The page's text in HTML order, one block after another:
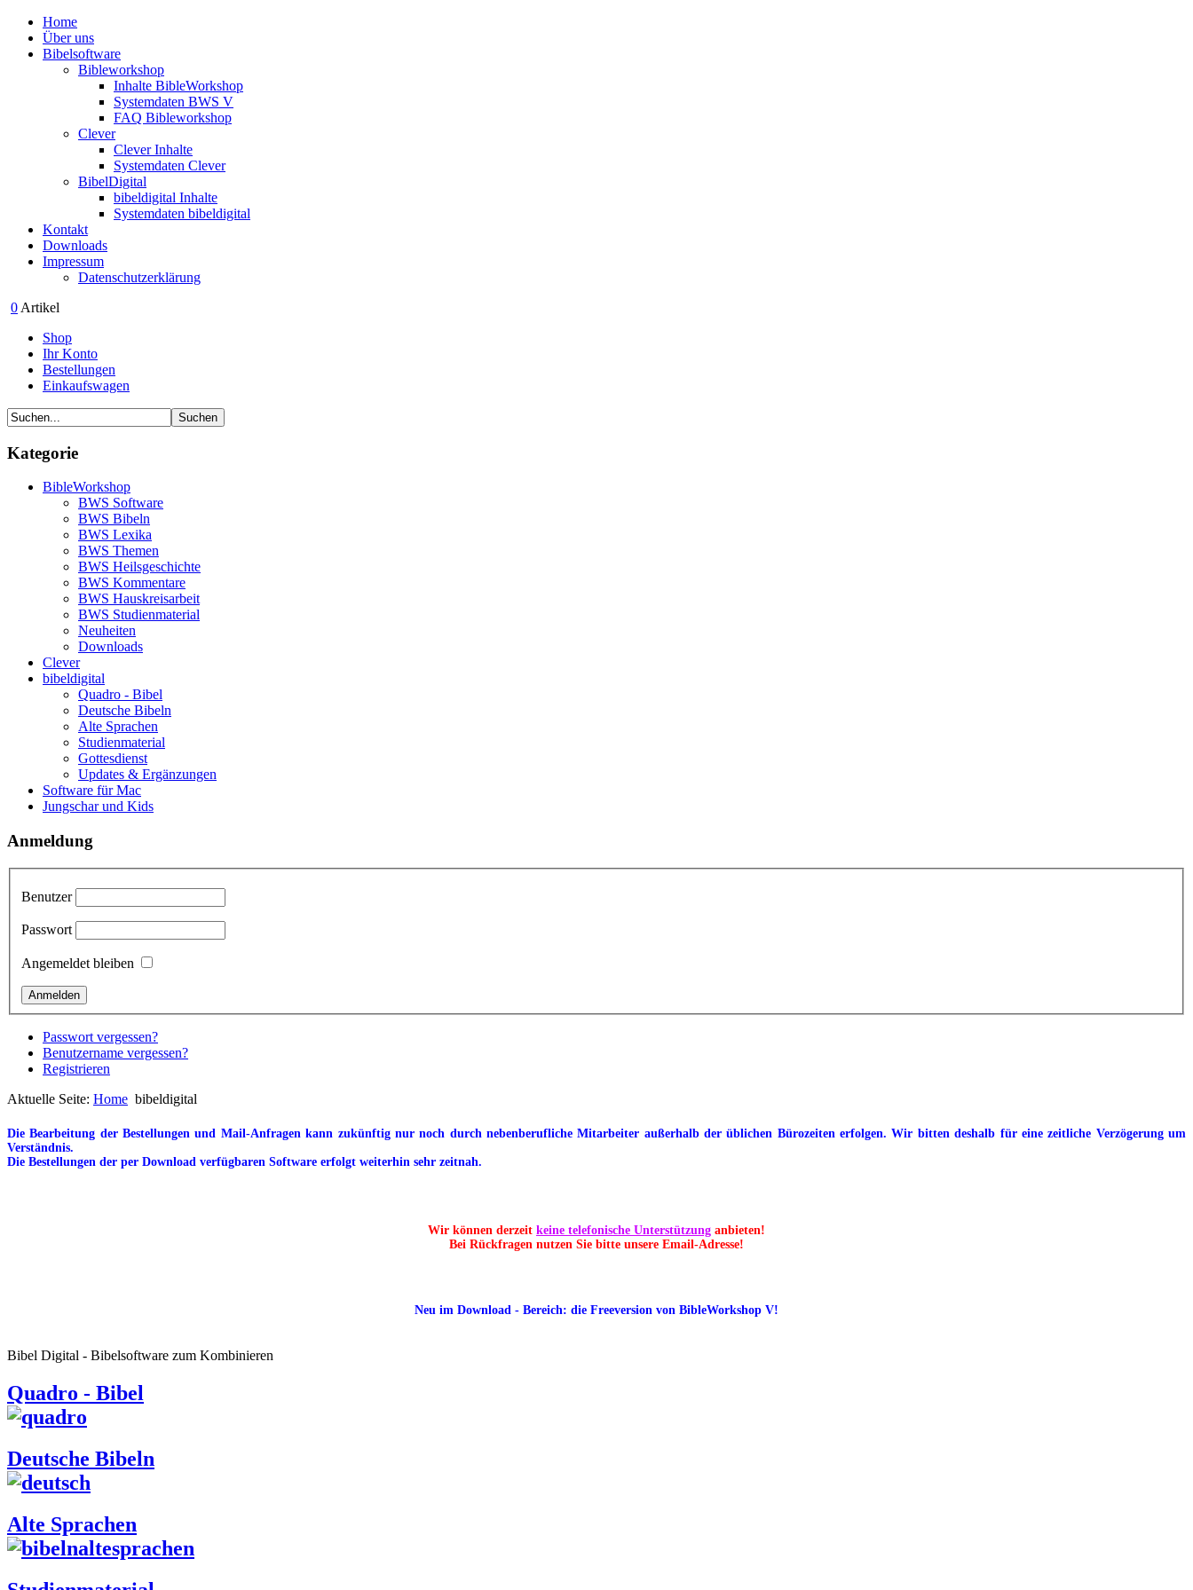
Home
Über uns
Bibelsoftware
Bibleworkshop
Inhalte BibleWorkshop
Systemdaten BWS V
FAQ Bibleworkshop
Clever
Clever Inhalte
Systemdaten Clever
BibelDigital
bibeldigital Inhalte
Systemdaten bibeldigital
Kontakt
Downloads
Impressum
Datenschutzerklärung
0 Artikel
Shop
Ihr Konto
Bestellungen
Einkaufswagen
Kategorie
BibleWorkshop
BWS Software
BWS Bibeln
BWS Lexika
BWS Themen
BWS Heilsgeschichte
BWS Kommentare
BWS Hauskreisarbeit
BWS Studienmaterial
Neuheiten
Downloads
Clever
bibeldigital
Quadro - Bibel
Deutsche Bibeln
Alte Sprachen
Studienmaterial
Gottesdienst
Updates & Ergänzungen
Software für Mac
Jungschar und Kids
Anmeldung
Benutzer
Passwort
Angemeldet bleiben
Passwort vergessen?
Benutzername vergessen?
Registrieren
Aktuelle Seite: Home bibeldigital
Die Bearbeitung der Bestellungen und Mail-Anfragen kann zukünftig nur noch durch nebenberufliche Mitarbeiter außerhalb der üblichen Bürozeiten erfolgen. Wir bitten deshalb für eine zeitliche Verzögerung um
Verständnis.
Die Bestellungen der per Download verfügbaren Software erfolgt weiterhin sehr zeitnah.
Wir können derzeit keine telefonische Unterstützung anbieten!
Bei Rückfragen nutzen Sie bitte unsere Email-Adresse!
Neu im Download - Bereich: die Freeversion von BibleWorkshop V!
Bibel Digital - Bibelsoftware zum Kombinieren
Quadro - Bibel
Deutsche Bibeln
Alte Sprachen